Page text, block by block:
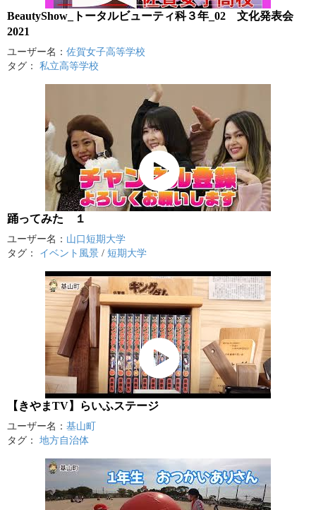
BeautyShow_トータルビューティ科３年_02 文化発表会
2021
ユーザー名： 佐賀女子高等学校
タグ： 私立高等学校
踊ってみた １
ユーザー名： 山口短期大学
タグ： イベント風景 / 短期大学
【きやまTV】らいふステージ
ユーザー名： 基山町
タグ： 地方自治体